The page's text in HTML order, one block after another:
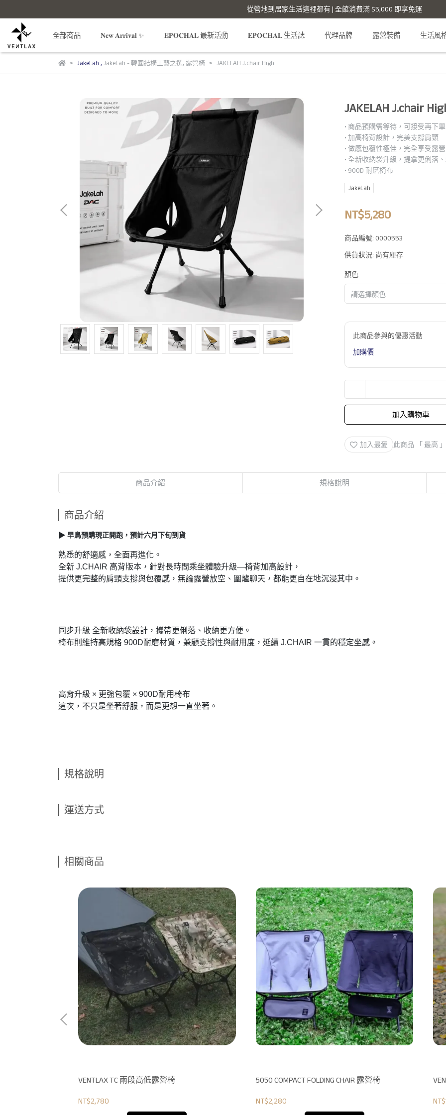
從營地到居家生活這裡都有 | 全館消費滿 $5,000 即享免運
全部商品 𝐍𝐞𝐰 𝐀𝐫𝐫𝐢𝐯𝐚𝐥 ✨ 𝐄𝐏𝐎𝐂𝐇𝐀𝐋 最新活動 𝐄𝐏𝐎𝐂𝐇𝐀𝐋 生活誌 代理品牌 露營裝備 生活風
JakeLah , JakeLah - 韓國結構工藝之選, 露營椅 JAKELAH J.chair High
JAKELAH J.chair
• 商品預購需等待，可接受再下單
• 加高椅背設計，完美支撐肩頸
• 做感包覆性極佳，完全享受露
• 全新收納袋升級，提拿更俐落
• 900D 耐磨椅布
JakeLah
NT$5,280
商品編號: 0000553
供貨狀況: 尚有庫存
顏色
此商品參與的優惠活動
加購價
加入購物車
加入最愛 此商品 「 最高
商品介紹 規格說明
商品介紹
▶︎ 早鳥預購現正開跑，預計六月下旬到貨
熟悉的舒適感，全面再進化。
全新 J.CHAIR 高背版本，針對長時間乘坐體驗升級—椅背加高設計，
提供更完整的肩頸支撐與包覆感，無論露營放空、圍爐聊天，都能更自在地沉浸其中。
同步升級 全新收納袋設計，攜帶更俐落、收納更方便。
椅布則維持高規格 900D耐磨材質，兼顧支撐性與耐用度，延續 J.CHAIR 一貫的穩定坐感。
高背升級 × 更強包覆 × 900D耐用椅布
這次，不只是坐著舒服，而是更想一直坐著。
規格說明
運送方式
相關商品
VENTLAX TC 兩段高低露營椅
NT$2,780
5050 COMPACT FOLDING CHAIR 露營椅
NT$2,280